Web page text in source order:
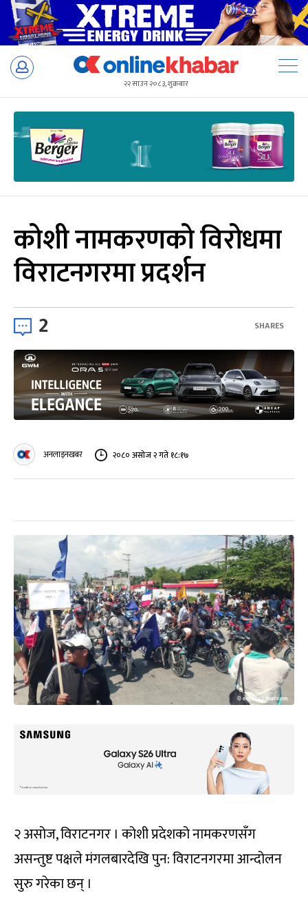
Skip
२२ साउन २०८३, शुक्रबार
कोशी नामकरणको विरोधमा
विराटनगरमा प्रदर्शन
2 SHARES
अनलाइनखबर २०८० असोज २ गते १८:१७
२ असोज, विराटनगर । कोशी प्रदेशको नामकरणसँग
असन्तुष्ट पक्षले मंगलबारदेखि पुन: विराटनगरमा आन्दोलन
सुरु गरेका छन् ।